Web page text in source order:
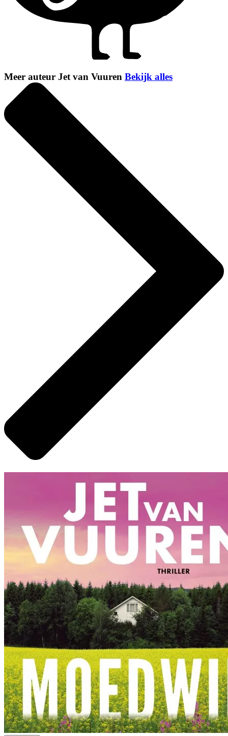
Meer auteur Jet van Vuuren Bekijk alles